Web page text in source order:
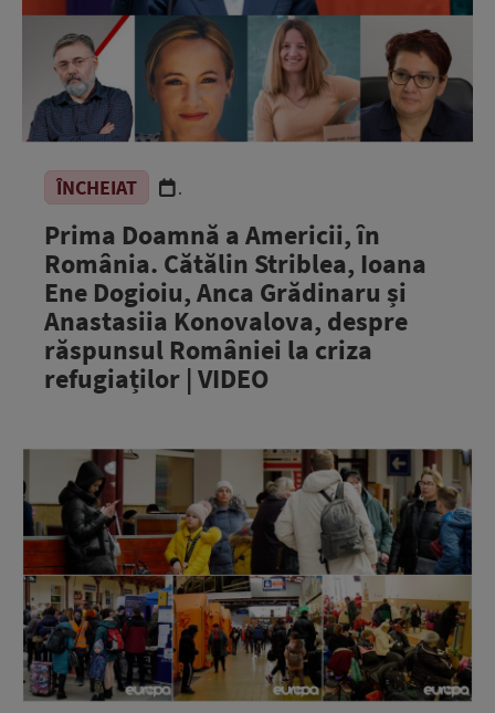
ÎNCHEIAT .
Prima Doamnă a Americii, în
România. Cătălin Striblea, Ioana
Ene Dogioiu, Anca Grădinaru și
Anastasiia Konovalova, despre
răspunsul României la criza
refugiaților | VIDEO